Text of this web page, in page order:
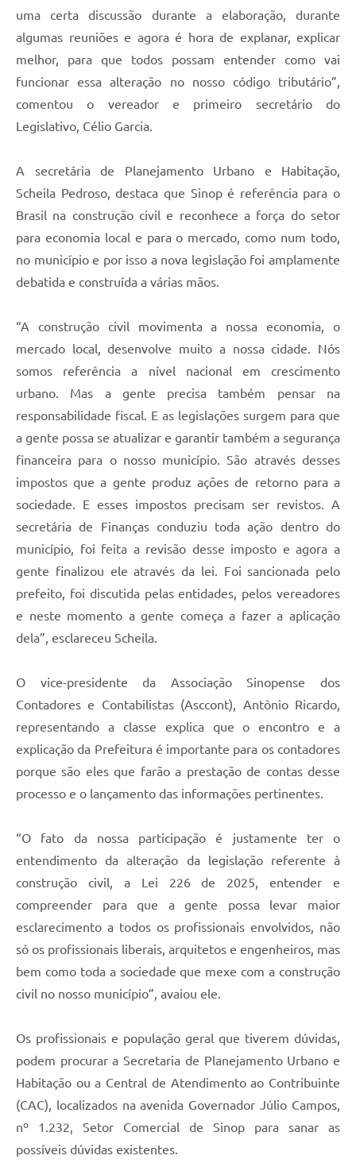
uma certa discussão durante a elaboração, durante
algumas reuniões e agora é hora de explanar, explicar
melhor, para que todos possam entender como vai
funcionar essa alteração no nosso código tributário”,
comentou o vereador e primeiro secretário do
Legislativo, Célio Garcia.
A secretária de Planejamento Urbano e Habitação,
Scheila Pedroso, destaca que Sinop é referência para o
Brasil na construção civil e reconhece a força do setor
para economia local e para o mercado, como num todo,
no município e por isso a nova legislação foi amplamente
debatida e construída a várias mãos.
“A construção civil movimenta a nossa economia, o
mercado local, desenvolve muito a nossa cidade. Nós
somos referência a nível nacional em crescimento
urbano. Mas a gente precisa também pensar na
responsabilidade fiscal. E as legislações surgem para que
a gente possa se atualizar e garantir também a segurança
financeira para o nosso município. São através desses
impostos que a gente produz ações de retorno para a
sociedade. E esses impostos precisam ser revistos. A
secretária de Finanças conduziu toda ação dentro do
município, foi feita a revisão desse imposto e agora a
gente finalizou ele através da lei. Foi sancionada pelo
prefeito, foi discutida pelas entidades, pelos vereadores
e neste momento a gente começa a fazer a aplicação
dela”, esclareceu Scheila.
O vice-presidente da Associação Sinopense dos
Contadores e Contabilistas (Asccont), Antônio Ricardo,
representando a classe explica que o encontro e a
explicação da Prefeitura é importante para os contadores
porque são eles que farão a prestação de contas desse
processo e o lançamento das informações pertinentes.
“O fato da nossa participação é justamente ter o
entendimento da alteração da legislação referente à
construção civil, a Lei 226 de 2025, entender e
compreender para que a gente possa levar maior
esclarecimento a todos os profissionais envolvidos, não
só os profissionais liberais, arquitetos e engenheiros, mas
bem como toda a sociedade que mexe com a construção
civil no nosso município”, avaiou ele.
Os profissionais e população geral que tiverem dúvidas,
podem procurar a Secretaria de Planejamento Urbano e
Habitação ou a Central de Atendimento ao Contribuinte
(CAC), localizados na avenida Governador Júlio Campos,
nº 1.232, Setor Comercial de Sinop para sanar as
possíveis dúvidas existentes.